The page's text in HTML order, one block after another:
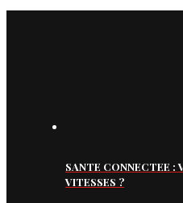
SANTE CONNECTEE :
VITESSES ?